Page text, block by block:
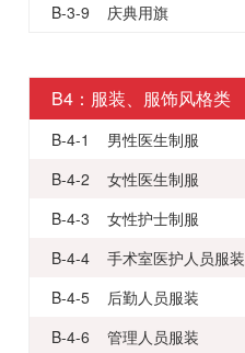
B-3-9 庆典用旗
B4：服装、服饰风格类
B-4-1 男性医生制服
B-4-2 女性医生制服
B-4-3 女性护士制服
B-4-4 手术室医护人员服装
B-4-5 后勤人员服装
B-4-6 管理人员服装